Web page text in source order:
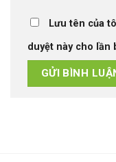
Lưu tên của
duyệt này cho lần